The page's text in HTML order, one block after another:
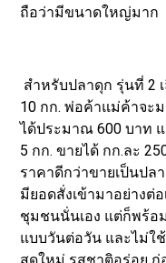
ถือว่ามีขนาดใหญ่มาก
สำหรับปลาดุก รุ่นที่ 2
10 กก. พ่อค้าแม่ค้าจะ
ได้ประมาณ 600 บาท
5 กก. ขายได้ กก.ละ
ราคาดีกว่าขายเป็นปล
มียอดสั่งเข้ามาอย่างต่
ชุมชนนั่นเอง แต่ก็พร้อ
แบบวันต่อวัน และไม่ใ